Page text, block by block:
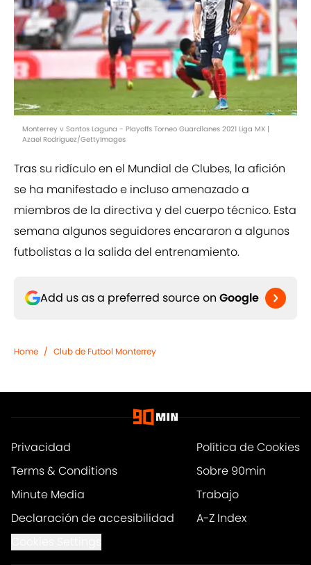
Monterrey v Santos Laguna - Playoffs Torneo Guard1anes 2021 Liga MX |
Azael Rodriguez/GettyImages
Tras su ridículo en el Mundial de Clubes, la afición
se ha manifestado e incluso amenazado a
miembros de la directiva y del cuerpo técnico. Esta
semana algunos seguidores encararon a algunos
futbolistas a la salida del entrenamiento.
Add us as a preferred source on Google
Home / Club de Futbol Monterrey
Privacidad
Política de Cookies
Terms & Conditions
Sobre 90min
Minute Media
Trabajo
Declaración de accesibilidad
A-Z Index